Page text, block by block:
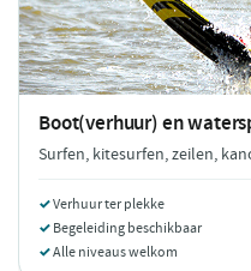
Boot(verhuur) en
Surfen, kitesurfen, zeilen,
Verhuur ter plekke
Begeleiding beschikbaar
Alle niveaus welkom